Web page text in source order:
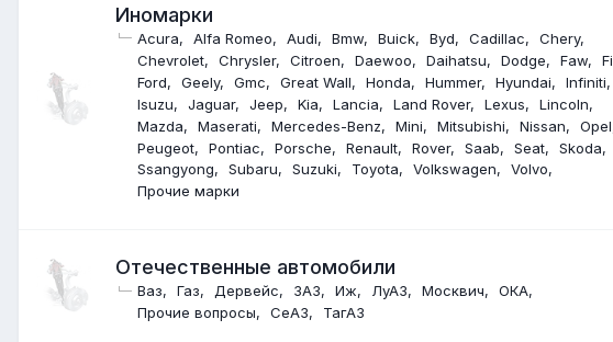
Иномарки
Acura Alfa Romeo Audi Bmw Buick Byd Cadillac
Chery
Chevrolet
Chrysler Citroen Daewoo Daihatsu Dodge Faw
Ford
Geely Gmc Great Wall Honda Hummer Hyundai
Infiniti
Isuzu
Jaguar Jeep Kia Lancia Land Rover Lexus
Lincoln
Mazda
Maserati Mercedes-Benz Mini Mitsubishi Nissan
Opel
Peugeot
Pontiac Porsche Renault Rover Saab Seat
Skoda
Ssangyong
Subaru Suzuki Toyota Volkswagen
Volvo
Прочие марки
Отечественные автомобили
Ваз Газ Дервейс ЗАЗ Иж ЛуАЗ Москвич
ОКА
Прочие вопросы
СеАЗ ТагАЗ